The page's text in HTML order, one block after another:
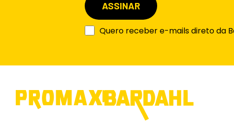
Quero receber e-mails direto da